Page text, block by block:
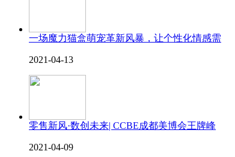
一场魔力猫盒萌宠革新风暴，让个性化情感需
2021-04-13
零售新风·数创未来| CCBE成都美博会王牌峰
2021-04-09